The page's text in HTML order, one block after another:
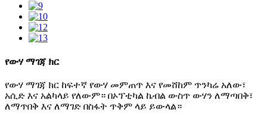
የውሃ ማገጃ ክር
የውሃ ማገጃ ክር ከፍተኛ የውሃ መምጠጥ እና የመሸከም ጥንካሬ አለው፣
አሲድ እና አልካላይ የለውም። በኦፕቲካል ኬብል ውስጥ ውሃን ለማጣበቅ፣
ለማጥበቅ እና ለማገድ በስፋት ጥቅም ላይ ይውላል።